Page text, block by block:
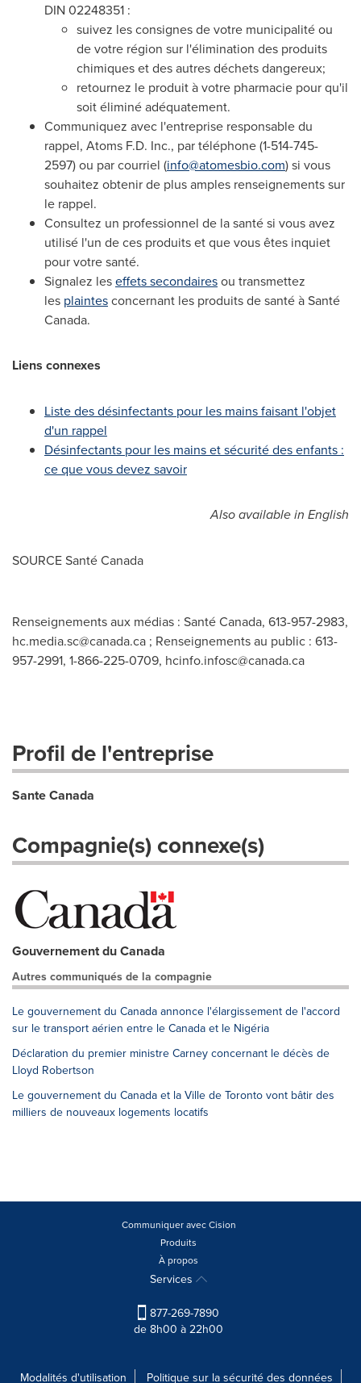
DIN 02248351 :
suivez les consignes de votre municipalité ou
de votre région sur l'élimination des produits
chimiques et des autres déchets dangereux;
retournez le produit à votre pharmacie pour qu'il
soit éliminé adéquatement.
Communiquez avec l'entreprise responsable du
rappel, Atoms F.D. Inc., par téléphone (1-514-745-
2597) ou par courriel (info@atomesbio.com) si vous
souhaitez obtenir de plus amples renseignements sur
le rappel.
Consultez un professionnel de la santé si vous avez
utilisé l'un de ces produits et que vous êtes inquiet
pour votre santé.
Signalez leseffets secondairesou transmettez
les plaintesconcernant les produits de santé à Santé
Canada.
Liens connexes
Liste des désinfectants pour les mains faisant l'objet
d'un rappel
Désinfectants pour les mains et sécurité des enfants :
ce que vous devez savoir
Also available in English
SOURCE SantéCanada
Renseignements aux médias : Santé Canada, 613-957-2983,
hc.media.sc@canada.ca ; Renseignements au public : 613-
957-2991, 1-866-225-0709, hcinfo.infosc@canada.ca
Profil de l'entreprise
Sante Canada
Compagnie(s) connexe(s)
Gouvernement du Canada
Autres communiqués de la compagnie
Le gouvernement du Canada annonce l'élargissement de l'accord
sur le transport aérien entre le Canada et le Nigéria
Déclaration du premier ministre Carney concernant le décès de
Lloyd Robertson
Le gouvernement du Canada et la Ville de Toronto vont bâtir des
milliers de nouveaux logements locatifs
Communiquer avec Cision
Produits
À propos
Services
877-269-7890
de 8h00 à 22h00
Modalités d'utilisation Politique sur la sécurité des données